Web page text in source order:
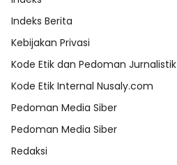
Indeks Berita
Kebijakan Privasi
Kode Etik dan Pedoman Jurnalistik
Kode Etik Internal Nusaly.com
Pedoman Media Siber
Pedoman Media Siber
Redaksi